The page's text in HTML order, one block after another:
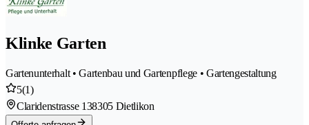
Klinke Garten
Gartenunterhalt • Gartenbau und Gartenpflege • Gartengestaltung
5(1)
Claridenstrasse 138305 Dietlikon